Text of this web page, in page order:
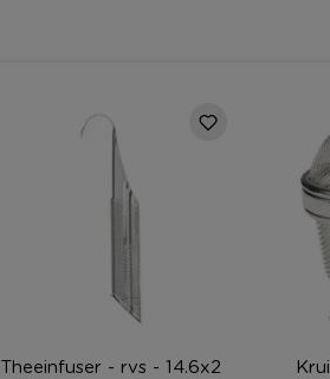
Theeinfuser - rvs - 14.6x2